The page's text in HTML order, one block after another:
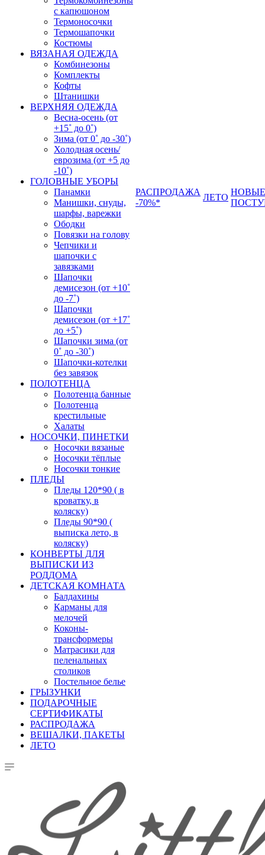
с капюшоном
Термоносочки
Термошапочки
Костюмы
ВЯЗАНАЯ ОДЕЖДА
Комбинезоны
Комплекты
Кофты
Штанишки
ВЕРХНЯЯ ОДЕЖДА
Весна-осень (от
+15˚ до 0˚)
Зима (от 0˚ до -30˚)
Холодная осень/
еврозима (от +5 до
-10˚)
ГОЛОВНЫЕ УБОРЫ
Панамки
Манишки, снуды,
шарфы, варежки
Ободки
Повязки на голову
Чепчики и
шапочки с
завязками
Шапочки
демисезон (от +10˚
до -7˚)
Шапочки
демисезон (от +17˚
до +5˚)
Шапочки зима (от
0˚ до -30˚)
Шапочки-котелки
без завязок
ПОЛОТЕНЦА
Полотенца банные
Полотенца
крестильные
Халаты
НОСОЧКИ, ПИНЕТКИ
Носочки вязаные
Носочки тёплые
Носочки тонкие
ПЛЕДЫ
Пледы 120*90 ( в
кроватку, в
коляску)
Пледы 90*90 (
выписка лето, в
коляску)
КОНВЕРТЫ ДЛЯ
ВЫПИСКИ ИЗ
РОДДОМА
ДЕТСКАЯ КОМНАТА
Балдахины
Карманы для
мелочей
Коконы-
трансформеры
Матрасики для
пеленальных
столиков
Постельное белье
ГРЫЗУНКИ
ПОДАРОЧНЫЕ
СЕРТИФИКАТЫ
РАСПРОДАЖА
ВЕШАЛКИ, ПАКЕТЫ
ЛЕТО
РАСПРОДАЖА
-70%*
ЛЕТО
НОВЫЕ